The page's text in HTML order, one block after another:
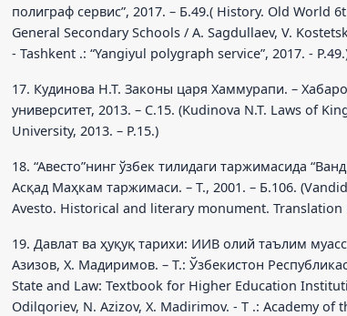
полиграф сервис”, 2017. – Б.49.( History. Old World
General Secondary Schools / A. Sagdullaev, V.
- Tashkent .: “Yangiyul polygraph service”, 2017. -
17. Кудинова Н.Т. Законы царя Хаммурапи. –
университет, 2013. – С.15. (Kudinova N.T. Laws of
University, 2013. – P.15.)
18. “Авесто”нинг ўзбек тилидаги таржимасида
Асқад Маҳкам таржимаси. – Т., 2001. – Б.106.
Avesto. Historical and literary monument. Translation
19. Давлат ва ҳуқуқ тарихи: ИИВ олий таълим
Азизов, Х. Мадиримов. – Т.: Ўзбекистон
State and Law: Textbook for Higher Education
Odilqoriev, N. Azizov, X. Madirimov. - T .: Academy